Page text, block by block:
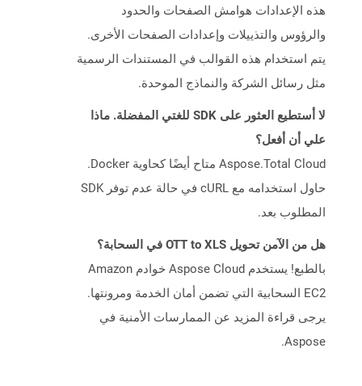
هذه الإعدادات هوامش الصفحات والحدود
والرؤوس والتذييلات وإعدادات الصفحات الأخرى.
يتم استخدام هذه القوالب في المستندات الرسمية
مثل رسائل الشركة والنماذج الموحدة.
لا أستطيع العثور على SDK للغتي المفضلة. ماذا
علي أن أفعل؟
Aspose.Total Cloud متاح أيضًا كحاوية Docker.
حاول استخدامه مع cURL في حالة عدم توفر SDK
المطلوب بعد.
هل من الآمن تحويل OTT to XLS في السحابة؟
بالطبع! يستخدم Aspose Cloud خوادم Amazon
EC2 السحابية التي تضمن أمان الخدمة ومرونتها.
يرجى قراءة المزيد عن الممارسات الأمنية في
Aspose.